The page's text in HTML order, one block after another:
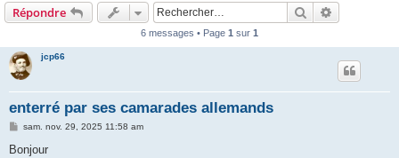
h
r
Répondre Rechercher
6 messages • Page 1 sur 1
jcp66
enterré par ses camarades allemands
M
s
sam. nov. 29, 2025 11:58 am
Bonjour